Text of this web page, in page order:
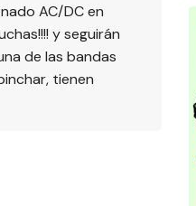
AC/DC en
y seguirán
de las bandas
tienen